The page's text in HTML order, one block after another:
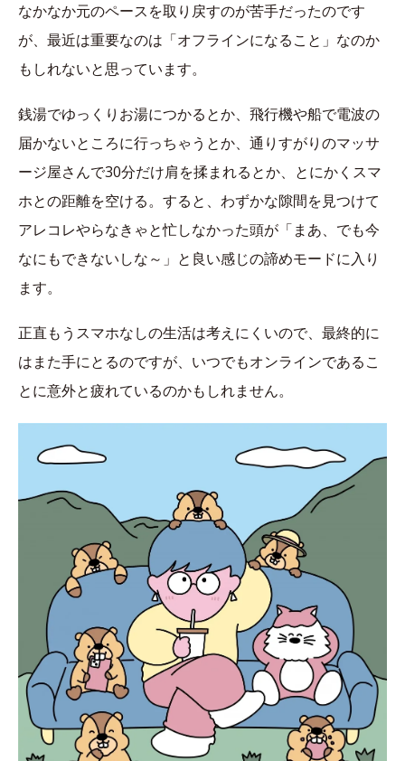
なかなか元のペースを取り戻すのが苦手だったのです
が、最近は重要なのは「オフラインになること」なのか
もしれないと思っています。
銭湯でゆっくりお湯につかるとか、飛行機や船で電波の
届かないところに行っちゃうとか、通りすがりのマッサ
ージ屋さんで30分だけ肩を揉まれるとか、とにかくスマ
ホとの距離を空ける。すると、わずかな隙間を見つけて
アレコレやらなきゃと忙しなかった頭が「まあ、でも今
なにもできないしな～」と良い感じの諦めモードに入り
ます。
正直もうスマホなしの生活は考えにくいので、最終的に
はまた手にとるのですが、いつでもオンラインであるこ
とに意外と疲れているのかもしれません。